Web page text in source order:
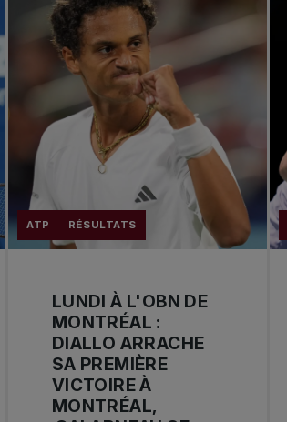
ATP RÉSULTATS
LUNDI À L'OBN DE
MONTRÉAL :
DIALLO ARRACHE
SA PREMIÈRE
VICTOIRE À
MONTRÉAL,